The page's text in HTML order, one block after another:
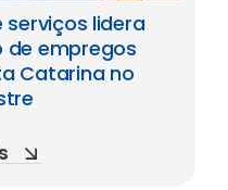
serviços lidera
de empregos
Catarina no